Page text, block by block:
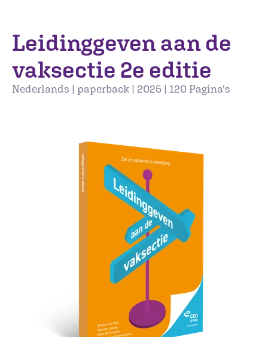
Leidinggeven aan de
vaksectie 2e editie
Nederlands | paperback | 2025 | 120 Pagina's